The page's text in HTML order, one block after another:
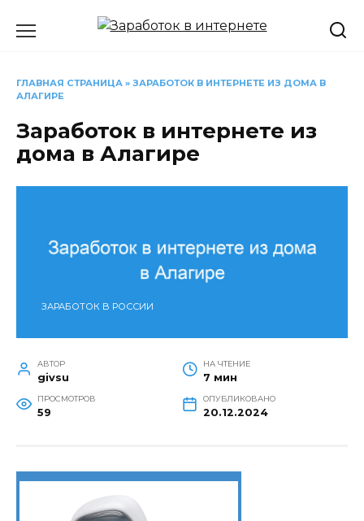
ГЛАВНАЯ СТРАНИЦА » ЗАРАБОТОК В ИНТЕРНЕТЕ ИЗ ДОМА В
АЛАГИРЕ
Заработок в интернете из
дома в Алагире
ЗАРАБОТОК В РОССИИ
АВТОР
givsu
НА ЧТЕНИЕ
7 мин
ПРОСМОТРОВ
59
ОПУБЛИКОВАНО
20.12.2024